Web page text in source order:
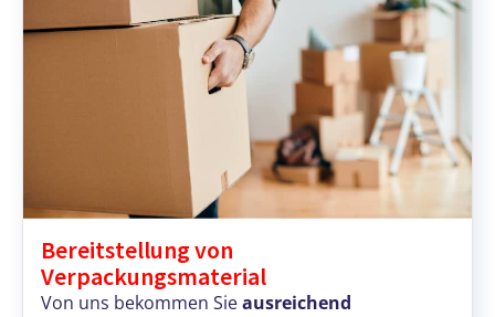
Bereitstellung von
Verpackungsmaterial
Von uns bekommen Sieausreichend